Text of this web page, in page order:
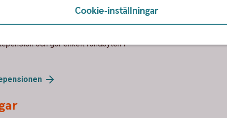
app
och gör enkelt fondbyten i
Cookie-inställningar